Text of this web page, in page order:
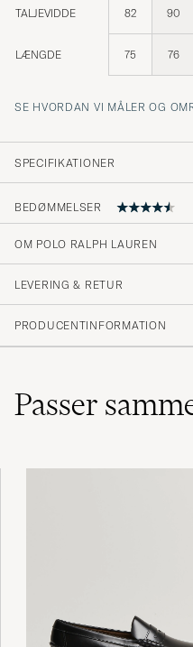
TALJEVIDDE 82 90
LÆNGDE 75 76
SE HVORDAN VI MÅLER OG
SPECIFIKATIONER
BEDØMMELSER
4.7
(79)
(2)
Kvalitet
KØBTE PÅ
OM POLO RALPH LAUREN
LEVERING & RETUR
PRODUCENTINFORMATION
Passer